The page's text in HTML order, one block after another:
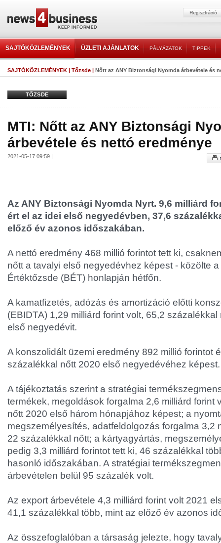
SAJTÓKÖZLEMÉNYEK ÜZLETI AJÁNLATOK PÁLYÁZATOK TIPPEK
SAJTÓKÖZLEMÉNYEK | Tőzsde | Nőtt az ANY Biztonsági Nyomda árbevétele és
TŐZSDE
MTI: Nőtt az ANY Biztonsági
árbevétele és nettó eredménye
2021-05-17 09:59 |
Az ANY Biztonsági Nyomda Nyrt. 9,6 milliárd
ért el az idei első negyedévben, 37,6
előző év azonos időszakában.
A nettó eredmény 468 millió forintot tett ki,
nőtt a tavalyi első negyedévhez képest - közölte
Értéktőzsde (BÉT) honlapján hétfőn.
A kamatfizetés, adózás és amortizáció előtti
(EBIDTA) 1,29 milliárd forint volt, 65,2
első negyedévit.
A konszolidált üzemi eredmény 892 millió forintot
százalékkal nőtt 2020 első negyedévéhez képest.
A tájékoztatás szerint a stratégiai
termékek, megoldások forgalma 2,6 milliárd forint
nőtt 2020 első három hónapjához képest; a
megszemélyesítés, adatfeldolgozás forgalma 3,2
22 százalékkal nőtt; a kártyagyártás,
pedig 3,3 milliárd forintot tett ki, 46 százalékkal
hasonló időszakában. A stratégiai
árbevételen belül 95 százalék volt.
Az export árbevétele 4,3 milliárd forint volt 2021
41,1 százalékkal több, mint az előző év azonos
Az összefoglalóban a társaság jelezte, hogy